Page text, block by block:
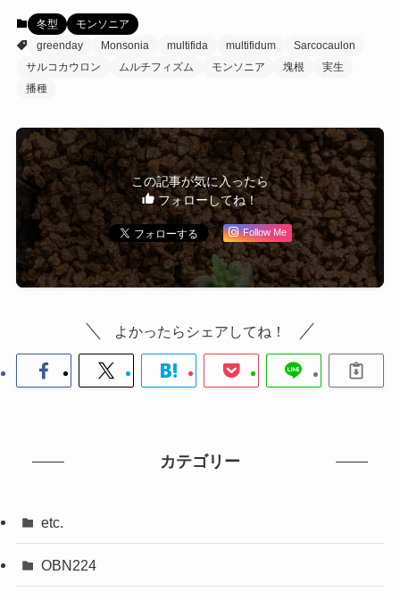
冬型
モンソニア
greenday
Monsonia multifida multifidum
Sarcocaulon
サルコカウロン
ムルチフィズム モンソニア 塊根
実生
播種
この記事が気に入ったら
フォローしてね！
Follow Me
よかったらシェアしてね！
カテゴリー
etc.
OBN224